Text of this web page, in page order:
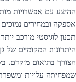
ההיצע עם אפשרויות
אספקה ובמחירים נמוכים
תכנון לוגיסטי מורכב
היתרונות המקומיים של
שמפחיתה עלויות